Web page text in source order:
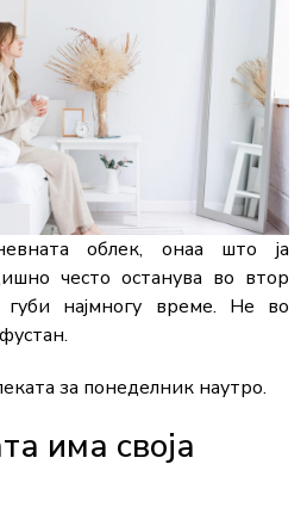
облек, онаа што ја
често останува во втор
најмногу време. Не во
за понеделник наутро.
има своја